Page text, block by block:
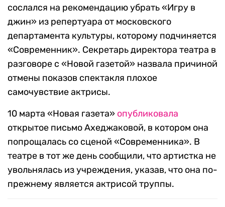
сослался на рекомендацию убрать «Игру в
джин» из репертуара от московского
департамента культуры, которому подчиняется
«Современник». Секретарь директора театра в
разговоре с «Новой газетой» назвала причиной
отмены показов спектакля плохое
самочувствие актрисы.
10 марта «Новая газета» опубликовала
открытое письмо Ахеджаковой, в котором она
попрощалась со сценой «Современника». В
театре в тот же день сообщили, что артистка не
увольнялась из учреждения, указав, что она по-
прежнему является актрисой труппы.